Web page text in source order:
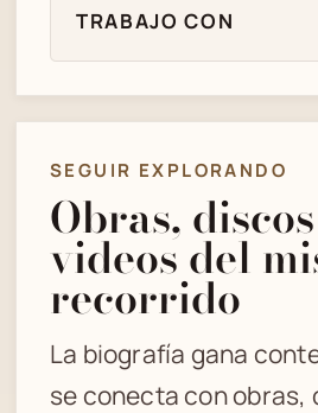
TRABAJO CON
SEGUIR EXPLORANDO
Obras,
videos del
recorrido
La biografía gana
se conecta con obras,